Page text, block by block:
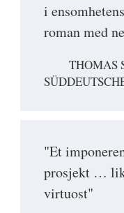
i
roman med
THOMAS
"Et
prosjekt …
virtuost"